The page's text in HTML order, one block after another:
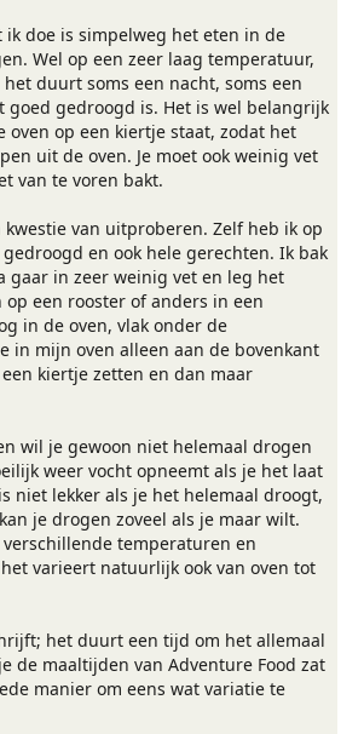
doe is simpelweg het eten in de
Wel op een zeer laag temperatuur,
duurt soms een nacht, soms een
goed gedroogd is. Het is wel belangrijk
oven op een kiertje staat, zodat het
uit de oven. Je moet ook weinig vet
van te voren bakt.
kwestie van uitproberen. Zelf heb ik op
en ook hele gerechten. Ik bak
gaar in zeer weinig vet en leg het
op een rooster of anders in een
in de oven, vlak onder de
in mijn oven alleen aan de bovenkant
kiertje zetten en dan maar
wil je gewoon niet helemaal drogen
weer vocht opneemt als je het laat
niet lekker als je het helemaal droogt,
je drogen zoveel als je maar wilt.
temperaturen en
varieert natuurlijk ook van oven tot
het duurt een tijd om het allemaal
de maaltijden van Adventure Food zat
manier om eens wat variatie te